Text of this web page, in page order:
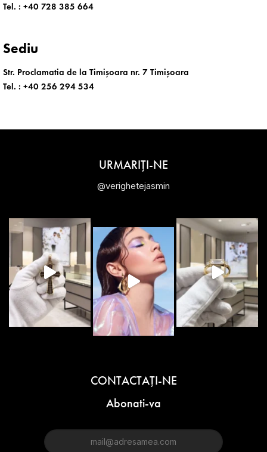
Tel. : +40 728 385 664
Sediu
Str. Proclamatia de la Timișoara nr. 7 Timișoara
Tel. : +40 256 294 534
URMARIȚI-NE
@verighetejasmin
CONTACTAŢI-NE
Abonati-va